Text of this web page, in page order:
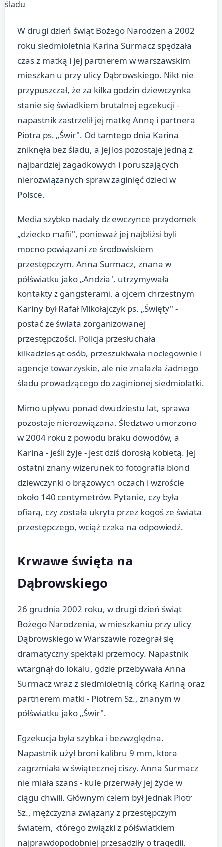
W drugi dzień świąt Bożego Narodzenia 2002
roku siedmioletnia Karina Surmacz spędzała
czas z matką i jej partnerem w warszawskim
mieszkaniu przy ulicy Dąbrowskiego. Nikt nie
przypuszczał, że za kilka godzin dziewczynka
stanie się świadkiem brutalnej egzekucji -
napastnik zastrzelił jej matkę Annę i partnera
Piotra ps. „Świr". Od tamtego dnia Karina
zniknęła bez śladu, a jej los pozostaje jedną z
najbardziej zagadkowych i poruszających
nierozwiązanych spraw zaginięć dzieci w
Polsce.
Media szybko nadały dziewczynce przydomek
„dziecko mafii", ponieważ jej najbliżsi byli
mocno powiązani ze środowiskiem
przestępczym. Anna Surmacz, znana w
półświatku jako „Andzia", utrzymywała
kontakty z gangsterami, a ojcem chrzestnym
Kariny był Rafał Mikołajczyk ps. „Święty" -
postać ze świata zorganizowanej
przestępczości. Policja przesłuchała
kilkadziesiąt osób, przeszukiwała noclegownie i
agencje towarzyskie, ale nie znalazła żadnego
śladu prowadzącego do zaginionej siedmiolatki.
Mimo upływu ponad dwudziestu lat, sprawa
pozostaje nierozwiązana. Śledztwo umorzono
w 2004 roku z powodu braku dowodów, a
Karina - jeśli żyje - jest dziś dorosłą kobietą. Jej
ostatni znany wizerunek to fotografia blond
dziewczynki o brązowych oczach i wzroście
około 140 centymetrów. Pytanie, czy była
ofiarą, czy została ukryta przez kogoś ze świata
przestępczego, wciąż czeka na odpowiedź.
Krwawe święta na
Dąbrowskiego
26 grudnia 2002 roku, w drugi dzień świąt
Bożego Narodzenia, w mieszkaniu przy ulicy
Dąbrowskiego w Warszawie rozegrał się
dramatyczny spektakl przemocy. Napastnik
wtargnął do lokalu, gdzie przebywała Anna
Surmacz wraz z siedmioletnią córką Kariną oraz
partnerem matki - Piotrem Sz., znanym w
półświatku jako „Świr".
Egzekucja była szybka i bezwzględna.
Napastnik użył broni kalibru 9 mm, która
zagrzmiała w świątecznej ciszy. Anna Surmacz
nie miała szans - kule przerwały jej życie w
ciągu chwili. Głównym celem był jednak Piotr
Sz., mężczyzna związany z przestępczym
światem, którego związki z półświatkiem
najprawdopodobniej przesądziły o tragedii.